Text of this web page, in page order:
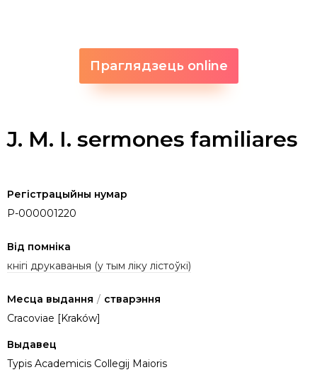
Праглядзець online
J. M. I. sermones familiares
Регістрацыйны нумар
P-000001220
Від помніка
кнігі друкаваныя (у тым ліку лістоўкі)
Месца выдання / стварэння
Cracoviae [Kraków]
Выдавец
Typis Academicis Collegij Maioris